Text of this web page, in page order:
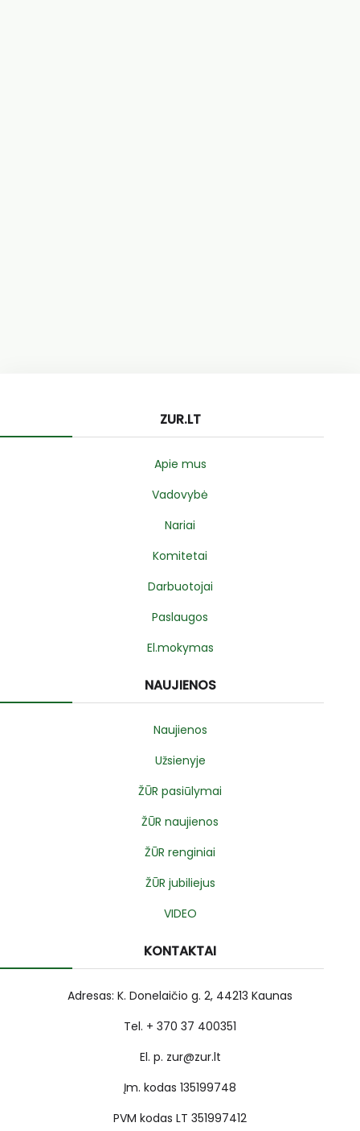
ZUR.LT
Apie mus
Vadovybė
Nariai
Komitetai
Darbuotojai
Paslaugos
El.mokymas
NAUJIENOS
Naujienos
Užsienyje
ŽŪR pasiūlymai
ŽŪR naujienos
ŽŪR renginiai
ŽŪR jubiliejus
VIDEO
KONTAKTAI
Adresas: K. Donelaičio g. 2, 44213 Kaunas
Tel. + 370 37 400351
El. p. zur@zur.lt
Įm. kodas 135199748
PVM kodas LT 351997412